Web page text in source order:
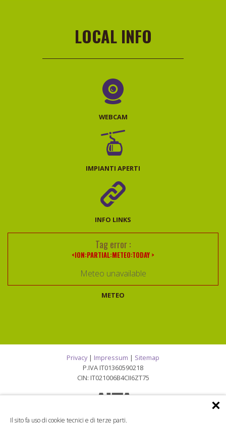
LOCAL INFO
WEBCAM
IMPIANTI APERTI
INFO LINKS
Tag error :
<ION:PARTIAL:METEO:TODAY >
Meteo unavailable
METEO
Privacy| Impressum | Sitemap
P.IVA IT01360590218
CIN: IT021006B4CII6ZT75
Il sito fa uso di cookie tecnici e di terze parti.